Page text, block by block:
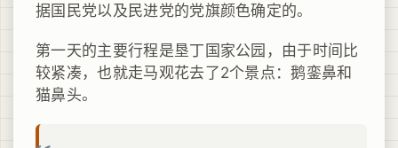
据国民党以及民进党的党旗颜色确定的。
第一天的主要行程是垦丁国家公园，由于时间比
较紧凑，也就走马观花去了2个景点：鹅銮鼻和
猫鼻头。